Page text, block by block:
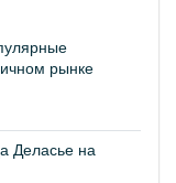
рынке
Деласье на